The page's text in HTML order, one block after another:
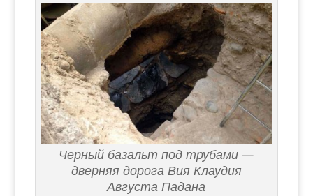
Черный базальт под трубами —
дверняя дорога Вия Клаудия
Августа Падана